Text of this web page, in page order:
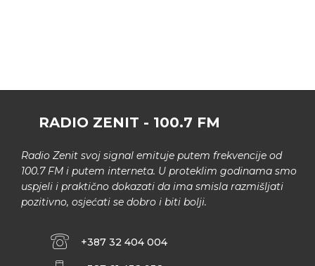
RADIO ZENIT - 100.7 FM
Radio Zenit svoj signal emituje putem frekvencije od
100.7 FM i putem interneta. U proteklim godinama smo
uspjeli i praktično dokazati da ima smisla razmišljati
pozitivno, osjećati se dobro i biti bolji.
+387 32 404 004